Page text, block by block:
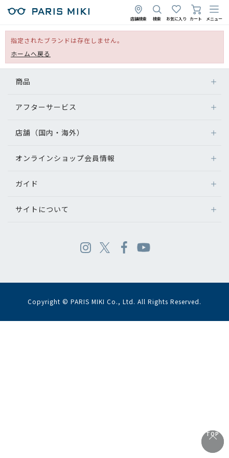
店舗検索 検索 お気に入り カート メニュー
指定されたブランドは存在しません。
ホームへ戻る
TOP
TOP
商品
アフターサービス
店舗（国内・海外）
オンラインショップ会員情報
ガイド
サイトについて
Copyright © PARIS MIKI Co., Ltd. All Rights Reserved.